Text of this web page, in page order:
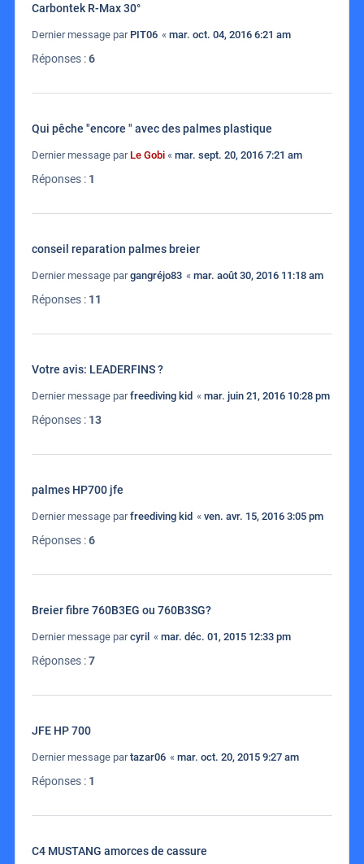
Carbontek R-Max 30°
Dernier message par PIT06 « mar. oct. 04, 2016 6:21 am
Réponses :6
Qui pêche "encore " avec des palmes plastique
Dernier message par Le Gobi « mar. sept. 20, 2016 7:21 am
Réponses : 1
conseil reparation palmes breier
Dernier message pargangréjo83 « mar. août 30, 2016 11:18 am
Réponses : 11
Votre avis: LEADERFINS ?
Dernier message parfreediving kid « mar. juin 21, 2016 10:28 pm
Réponses : 13
palmes HP700 jfe
Dernier message parfreediving kid « ven. avr. 15, 2016 3:05 pm
Réponses :6
Breier fibre 760B3EG ou 760B3SG?
Dernier message parcyril « mar. déc. 01, 2015 12:33 pm
Réponses :7
JFE HP 700
Dernier message partazar06 « mar. oct. 20, 2015 9:27 am
Réponses : 1
C4 MUSTANG amorces de cassure